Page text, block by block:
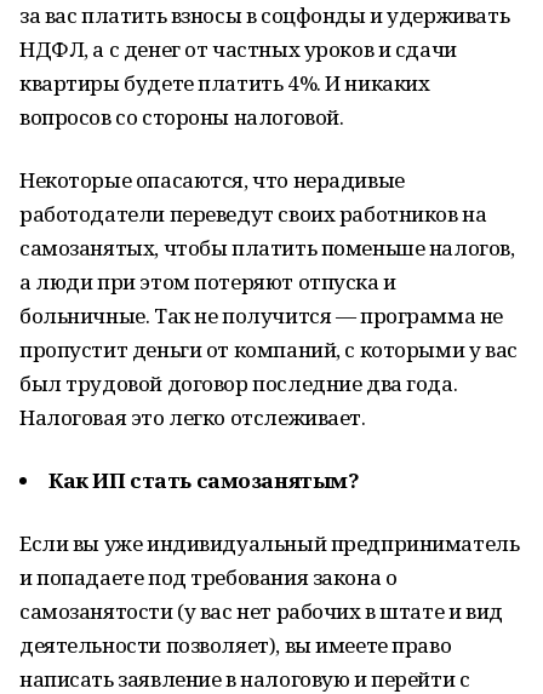
за вас платить взносы в соцфонды и удерживать
НДФЛ, а с денег от частных уроков и сдачи
квартиры будете платить 4%. И никаких
вопросов со стороны налоговой.
Некоторые опасаются, что нерадивые
работодатели переведут своих работников на
самозанятых, чтобы платить поменьше налогов,
а люди при этом потеряют отпуска и
больничные. Так не получится — программа не
пропустит деньги от компаний, с которыми у вас
был трудовой договор последние два года.
Налоговая это легко отслеживает.
Как ИП стать самозанятым?
Если вы уже индивидуальный предприниматель
и попадаете под требования закона о
самозанятости (у вас нет рабочих в штате и вид
деятельности позволяет), вы имеете право
написать заявление в налоговую и перейти с